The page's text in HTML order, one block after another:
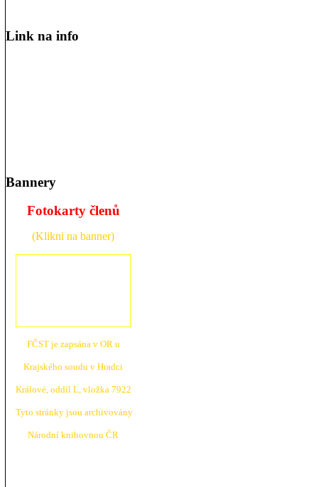
Link na info
Bannery
Fotokarty členů
(Klikni na banner)
FČST je zapsána v OR u
Krajského soudu v Hradci
Králové, oddíl L, vložka 7922
Tyto stránky jsou archivovány
Národní knihovnou ČR